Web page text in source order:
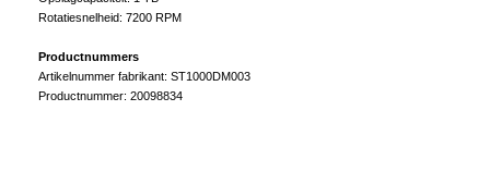
Rotatiesnelheid: 7200 RPM
Productnummers
Artikelnummer fabrikant: ST1000DM003
Productnummer: 20098834